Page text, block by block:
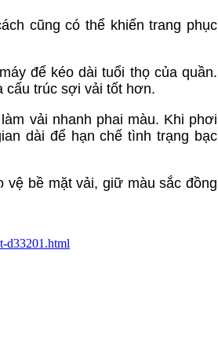
cũng có thể khiến trang phục
để kéo dài tuổi thọ của quần.
cấu trúc sợi vải tốt hơn.
vải nhanh phai màu. Khi phơi
dài để hạn chế tình trạng bạc
vệ bề mặt vải, giữ màu sắc đồng
d33201.html